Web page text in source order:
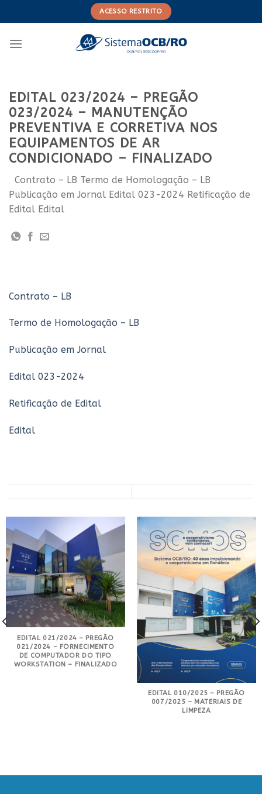
to
ACESSO RESTRITO
EDITAL 023/2024 – PREGÃO
023/2024 – MANUTENÇÃO
PREVENTIVA E CORRETIVA NOS
EQUIPAMENTOS DE AR
CONDICIONADO – FINALIZADO
Contrato – LB Termo de Homologação – LB
Publicação em Jornal Edital 023-2024 Retificação de
Edital Edital
Contrato – LB
Termo de Homologação – LB
Publicação em Jornal
Edital 023-2024
Retificação de Edital
Edital
EDITAL 021/2024 – PREGÃO
021/2024 – FORNECIMENTO
DE COMPUTADOR DO TIPO
WORKSTATION – FINALIZADO
EDITAL 010/2025 – PREGÃO
007/2025 – MATERIAIS DE
LIMPEZA